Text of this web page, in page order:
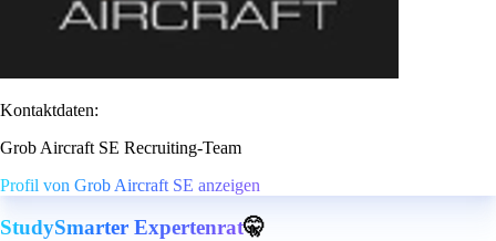
Kontaktdaten:
Grob Aircraft SE Recruiting-Team
Profil von Grob Aircraft SE anzeigen
StudySmarter Expertenrat🤫